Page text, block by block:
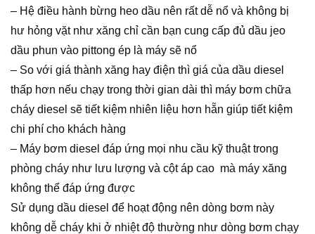
– Hệ điều hành bừng heo dầu nên rất dễ nổ và không bị
hư hỏng vặt như xăng chỉ cần bạn cung cấp đủ dầu jeo
dầu phun vào pittong ép là máy sẽ nổ
– So với giá thành xăng hay điện thì giá của dầu diesel
thấp hơn nếu chạy trong thời gian dài thì máy bơm chữa
cháy diesel sẽ tiết kiệm nhiên liệu hơn hẵn giúp tiết kiệm
chi phí cho khách hàng
– Máy bơm diesel đáp ứng mọi nhu cầu kỹ thuật trong
phòng cháy như lưu lượng và cột áp cao mà máy xăng
không thể đáp ứng được
Sử dụng dầu diesel để hoạt động nên dòng bơm này
không dễ cháy khi ở nhiệt độ thường như dòng bơm chạy